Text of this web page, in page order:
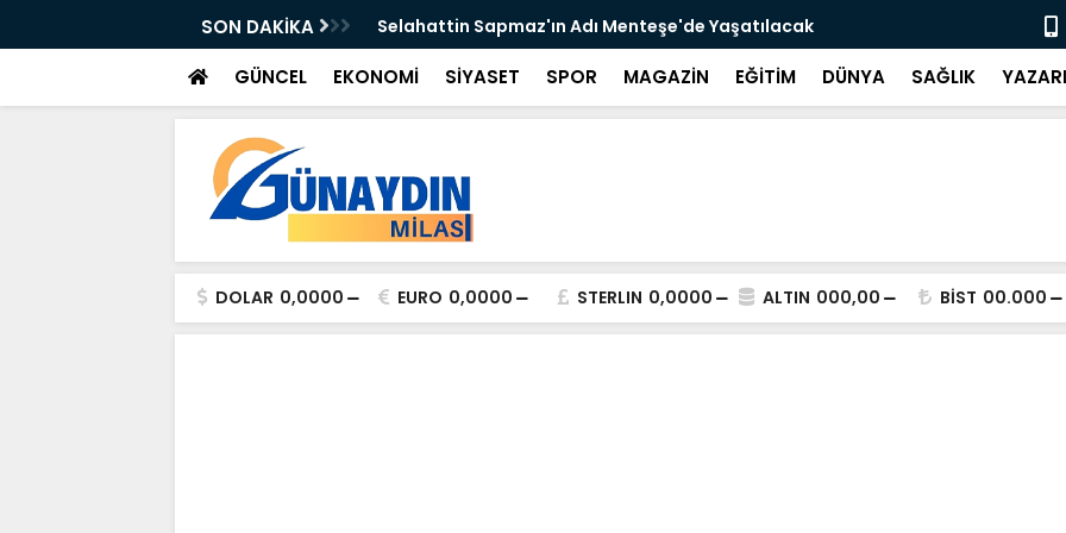
SON DAKİKA Selahattin Sapmaz'ın Adı Menteşe'de Yaşatılacak Emekli
GÜNCEL EKONOMİ SİYASET SPOR MAGAZİN EĞİTİM DÜNYA SAĞLIK
DOLAR 0,0000 EURO 0,0000 STERLIN 0,0000 ALTIN 000,00 BİST 00.000